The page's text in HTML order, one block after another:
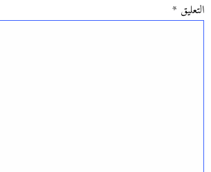
التعليق *